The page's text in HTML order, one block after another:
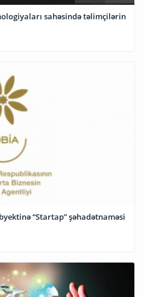
sahəsində təlimçilərin
“Startap” şəhadətnaməsi